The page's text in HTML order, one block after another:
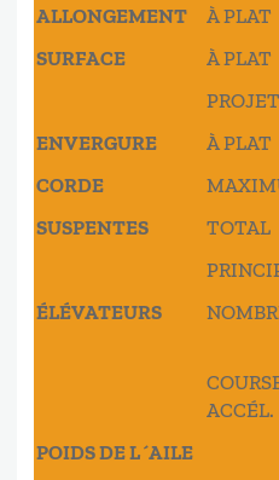
ALLONGEMENT
À PLAT
SURFACE
À PLAT
ENVERGURE
À PLAT
CORDE
SUSPENTES
TOTAL
ÉLÉVATEURS
ACCÉL.
POIDS DE L´AILE